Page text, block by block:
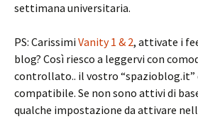
settimana universitaria.
PS: Carissimi Vanity 1 & 2, attivate i
blog? Così riesco a leggervi con
controllato.. il vostro “spazioblog.it”
compatibile. Se non sono attivi di
qualche impostazione da attivare